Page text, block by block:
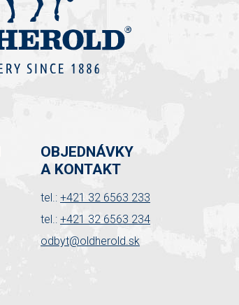
OBJEDNÁVKY
A KONTAKT
tel.: +421 32 6563 233
tel.: +421 32 6563 234
odbyt@oldherold.sk